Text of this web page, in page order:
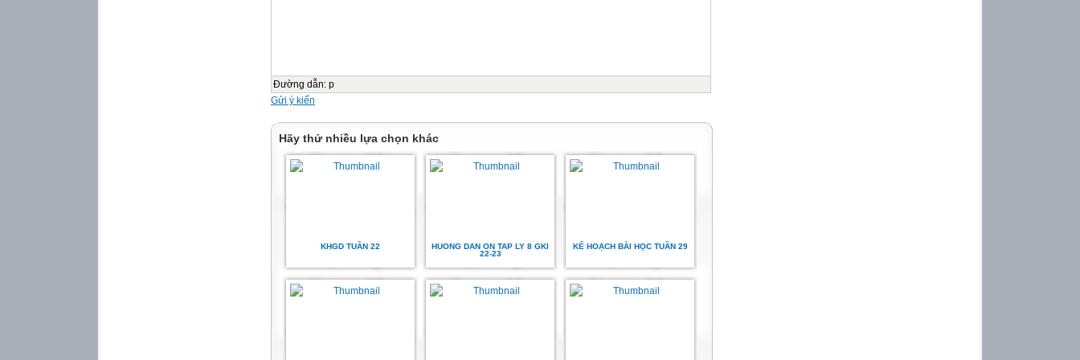
2
UBND XÃ BÌNH AN
TRƯỜNG TIỂU HỌC BÌNH AN
CỘNG HOÀ XÃ HỘI CHỦ NGHĨA VIỆT NAM
I. Thời gian: Vào hồi 10h 00 phút ngày 26 tháng 5 năm 2026
II. Địa điểm: Tại Phòng hội đồng trường Tiểu học Bình An
III. Thành phần:
1. Đ/c Hoàng Văn K- Hiệu trưởng - Chủ tọa
Đường dẫn: p
Gửi ý kiến
Hãy thử nhiều lựa chọn khác
KHGD TUẦN 22
HUONG DAN ON TAP LY 8 GKI
22-23
KẾ HOẠCH BÀI HỌC TUẦN 29